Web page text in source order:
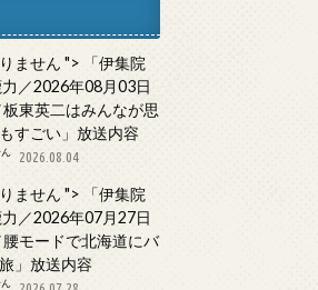
ません ">
「伊集院
／2026年08月03日
東英二はみんなが思
すごい」放送内容
2026.08.04
ません ">
「伊集院
／2026年07月27日
モードで北海道にバ
」放送内容